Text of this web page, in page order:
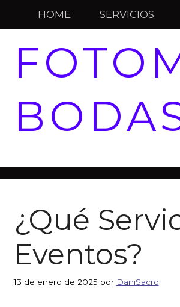
HOME SERVICIOS
¿Qué
Eventos?
13 de enero de 2025 por DaniSacro